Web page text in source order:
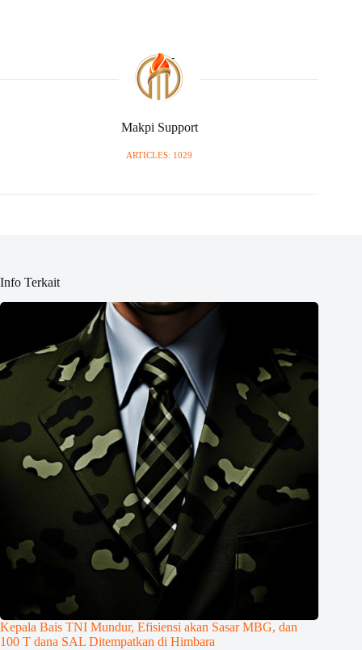
Makpi Support
ARTICLES: 1029
Info Terkait
Kepala Bais TNI Mundur, Efisiensi akan Sasar MBG, dan
100 T dana SAL Ditempatkan di Himbara